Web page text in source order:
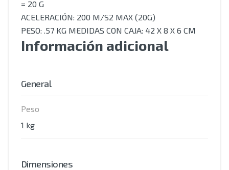
= 20 G
ACELERACIÓN: 200 M/S2 MAX (20G)
PESO: .57 KG MEDIDAS CON CAJA: 42 X 8 X 6 CM
Información adicional
General
Peso
1 kg
Dimensiones